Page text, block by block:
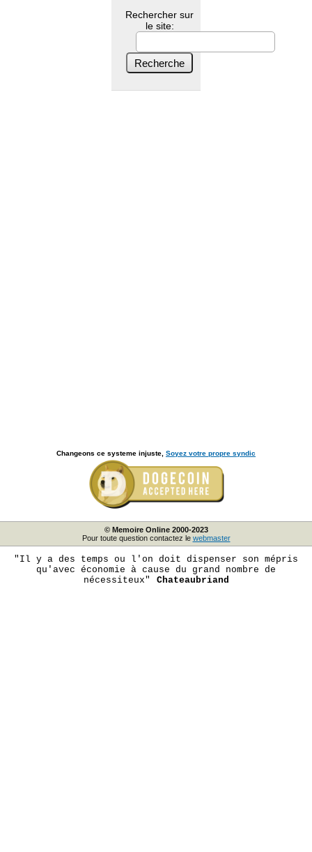
Rechercher sur
le site:
Changeons ce systeme injuste, Soyez votre propre syndic
© Memoire Online 2000-2023
Pour toute question contactez le webmaster
"Il y a des temps ou l'on doit dispenser son mépris
qu'avec économie à cause du grand nombre de
nécessiteux"
Chateaubriand